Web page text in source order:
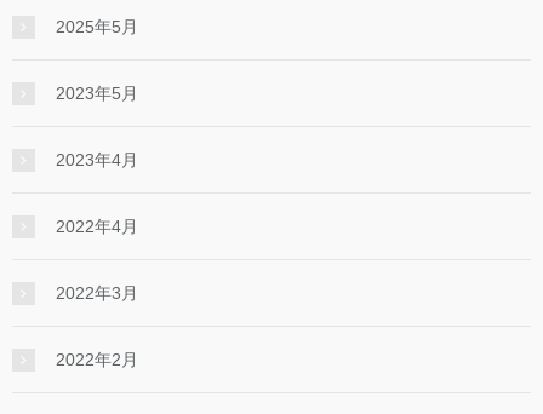
2025年5月
2023年5月
2023年4月
2022年4月
2022年3月
2022年2月